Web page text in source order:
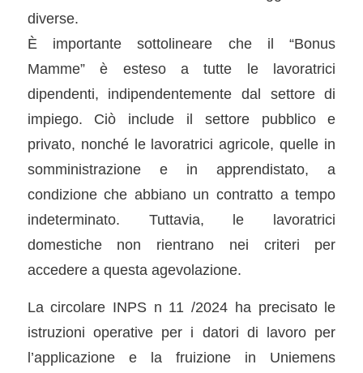
diverse.
È importante sottolineare che il “Bonus
Mamme” è esteso a tutte le lavoratrici
dipendenti, indipendentemente dal settore di
impiego. Ciò include il settore pubblico e
privato, nonché le lavoratrici agricole, quelle in
somministrazione e in apprendistato, a
condizione che abbiano un contratto a tempo
indeterminato. Tuttavia, le lavoratrici
domestiche non rientrano nei criteri per
accedere a questa agevolazione.
La circolare INPS n 11 /2024 ha precisato le
istruzioni operative per i datori di lavoro per
l’applicazione e la fruizione in Uniemens